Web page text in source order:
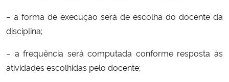
Banco Central do Brasil
Planalto
– a forma de execução será de escolha do docente da
disciplina;
– a frequência será computada conforme resposta às
atividades escolhidas pelo docente;